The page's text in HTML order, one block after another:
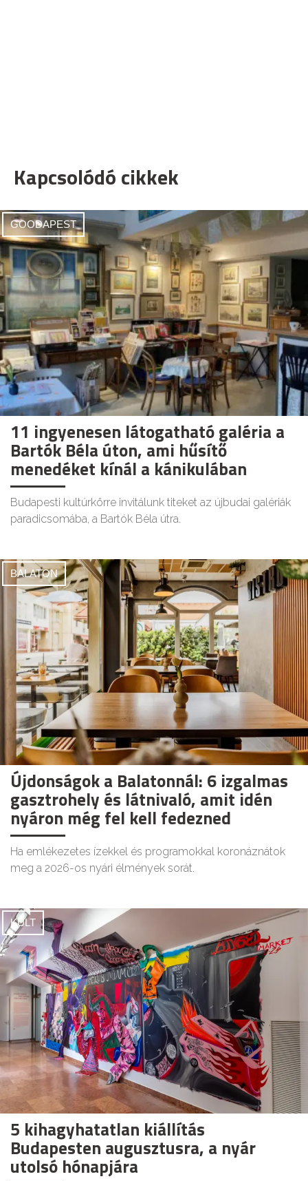
Kapcsolódó cikkek
GOODAPEST
11 ingyenesen látogatható galéria a
Bartók Béla úton, ami hűsítő
menedéket kínál a kánikulában
Budapesti kultúrkörre invitálunk titeket az újbudai galériák
paradicsomába, a Bartók Béla útra.
BALATON
Újdonságok a Balatonnál: 6 izgalmas
gasztrohely és látnivaló, amit idén
nyáron még fel kell fedezned
Ha emlékezetes ízekkel és programokkal koronáznátok
meg a 2026-os nyári élmények sorát.
KULT
5 kihagyhatatlan kiállítás
Budapesten augusztusra, a nyár
utolsó hónapjára